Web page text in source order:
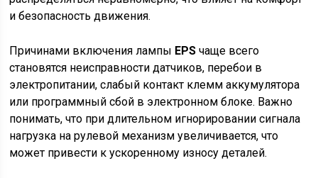
и безопасность движения.
Причинами включения лампы EPS чаще всего
становятся неисправности датчиков, перебои в
электропитании, слабый контакт клемм аккумулятора
или программный сбой в электронном блоке. Важно
понимать, что при длительном игнорировании сигнала
нагрузка на рулевой механизм увеличивается, что
может привести к ускоренному износу деталей.